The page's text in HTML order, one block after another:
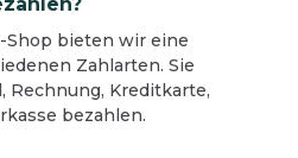
Shop bieten wir eine
Zahlarten. Sie
Rechnung, Kreditkarte,
bezahlen.